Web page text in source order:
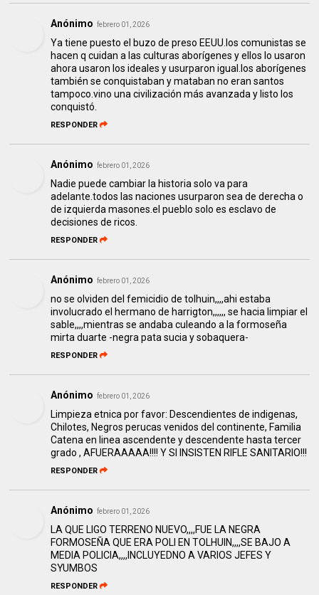
Anónimo febrero 01, 2026
Ya tiene puesto el buzo de preso EEUU.los comunistas se
hacen q cuidan a las culturas aborígenes y ellos lo usaron
ahora usaron los ideales y usurparon igual.los aborígenes
también se conquistaban y mataban no eran santos
tampoco.vino una civilización más avanzada y listo los
conquistó.
RESPONDER
Anónimo febrero 01, 2026
Nadie puede cambiar la historia solo va para
adelante.todos las naciones usurparon sea de derecha o
de izquierda masones.el pueblo solo es esclavo de
decisiones de ricos.
RESPONDER
Anónimo febrero 01, 2026
no se olviden del femicidio de tolhuin,,,,ahi estaba
involucrado el hermano de harrigton,,,,,, se hacia limpiar el
sable,,,,mientras se andaba culeando a la formoseña
mirta duarte -negra pata sucia y sobaquera-
RESPONDER
Anónimo febrero 01, 2026
Limpieza etnica por favor: Descendientes de indigenas,
Chilotes, Negros perucas venidos del continente, Familia
Catena en linea ascendente y descendente hasta tercer
grado , AFUERAAAAA!!!! Y SI INSISTEN RIFLE SANITARIO!!!
RESPONDER
Anónimo febrero 01, 2026
LA QUE LIGO TERRENO NUEVO,,,,FUE LA NEGRA
FORMOSEÑA QUE ERA POLI EN TOLHUIN,,,,SE BAJO A
MEDIA POLICIA,,,,INCLUYEDNO A VARIOS JEFES Y
SYUMBOS
RESPONDER